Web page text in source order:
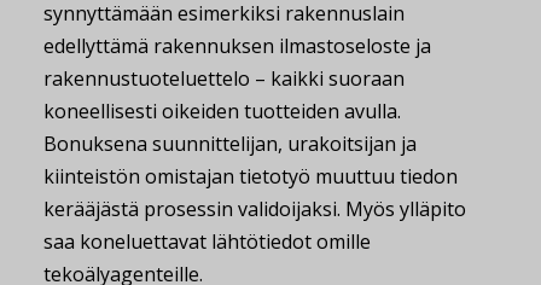
synnyttämään esimerkiksi rakennuslain
edellyttämä rakennuksen ilmastoseloste ja
rakennustuoteluettelo – kaikki suoraan
koneellisesti oikeiden tuotteiden avulla.
Bonuksena suunnittelijan, urakoitsijan ja
kiinteistön omistajan tietotyö muuttuu tiedon
kerääjästä prosessin validoijaksi. Myös ylläpito
saa koneluettavat lähtötiedot omille
tekoälyagenteille.